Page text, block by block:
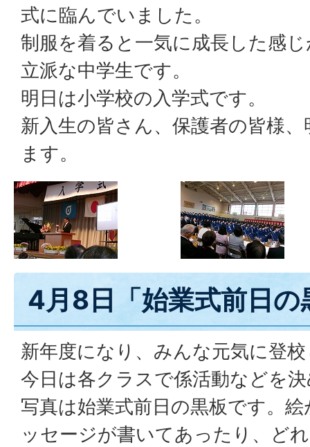
式に臨んでいました。
制服を着ると一気に成長した感
立派な中学生です。
明日は小学校の入学式です。
新入生の皆さん、保護者の皆様
ます。
4月8日「始業式前日の
新年度になり、みんな元気に登
今日は各クラスで係活動などを
写真は始業式前日の黒板です。
ッセージが書いてあったり、ど